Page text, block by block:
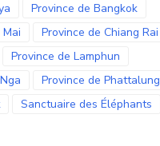
Province de Bangkok
Province de Chiang Rai
Province de Lamphun
Province de Phattalung
Sanctuaire des Éléphants